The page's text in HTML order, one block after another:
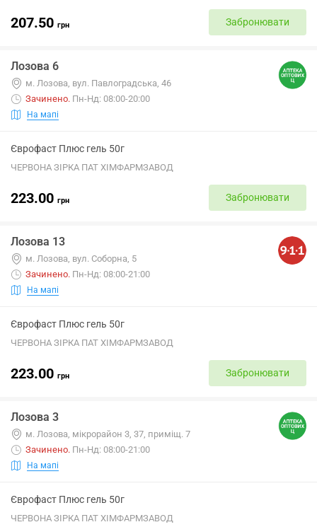
207.50 грн Забронювати
Лозова 6
м. Лозова, вул. Павлоградська, 46
Зачинено. Пн-Нд: 08:00-20:00
На мапі
Єврофаст Плюс гель 50г
ЧЕРВОНА ЗІРКА ПАТ ХІМФАРМЗАВОД
223.00 грн Забронювати
Лозова 13
м. Лозова, вул. Соборна, 5
Зачинено. Пн-Нд: 08:00-21:00
На мапі
Єврофаст Плюс гель 50г
ЧЕРВОНА ЗІРКА ПАТ ХІМФАРМЗАВОД
223.00 грн Забронювати
Лозова 3
м. Лозова, мікрорайон 3, 37, приміщ. 7
Зачинено. Пн-Нд: 08:00-21:00
На мапі
Єврофаст Плюс гель 50г
ЧЕРВОНА ЗІРКА ПАТ ХІМФАРМЗАВОД